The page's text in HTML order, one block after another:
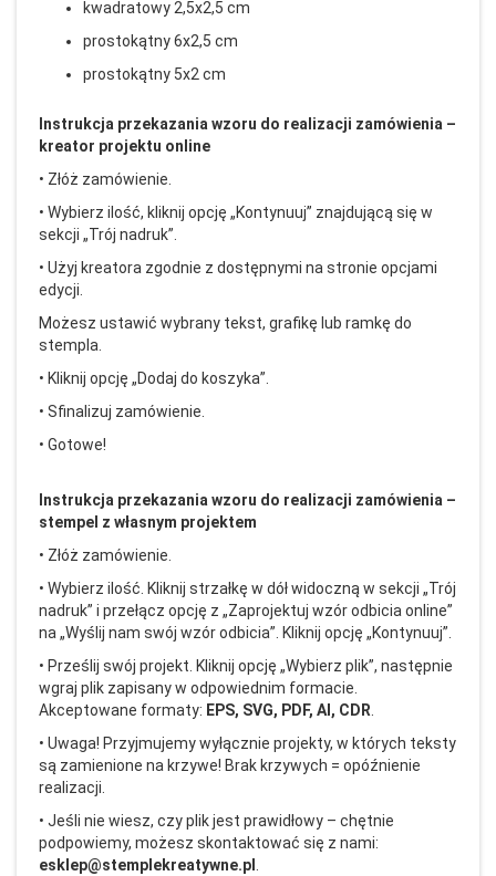
kwadratowy 2,5x2,5 cm
prostokątny 6x2,5 cm
prostokątny 5x2 cm
Instrukcja przekazania wzoru do realizacji zamówienia –
kreator projektu online
• Złóż zamówienie.
• Wybierz ilość, kliknij opcję „Kontynuuj” znajdującą się w
sekcji „Trój nadruk”.
• Użyj kreatora zgodnie z dostępnymi na stronie opcjami
edycji.
Możesz ustawić wybrany tekst, grafikę lub ramkę do
stempla.
• Kliknij opcję „Dodaj do koszyka”.
• Sfinalizuj zamówienie.
• Gotowe!
Instrukcja przekazania wzoru do realizacji zamówienia –
stempel z własnym projektem
• Złóż zamówienie.
• Wybierz ilość. Kliknij strzałkę w dół widoczną w sekcji „Trój
nadruk” i przełącz opcję z „Zaprojektuj wzór odbicia online”
na „Wyślij nam swój wzór odbicia”. Kliknij opcję „Kontynuuj”.
• Prześlij swój projekt. Kliknij opcję „Wybierz plik”, następnie
wgraj plik zapisany w odpowiednim formacie.
Akceptowane formaty: EPS, SVG, PDF, AI, CDR
• Uwaga! Przyjmujemy wyłącznie projekty, w których teksty
są zamienione na krzywe! Brak krzywych = opóźnienie
realizacji.
• Jeśli nie wiesz, czy plik jest prawidłowy – chętnie
podpowiemy, możesz skontaktować się z nami:
esklep@stemplekreatywne.pl